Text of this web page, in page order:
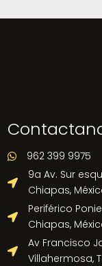
 962 399 9975

9a Av. Sur
Chiapas,

Periférico
Chiapas,

Av Francisco
Villahermosa,